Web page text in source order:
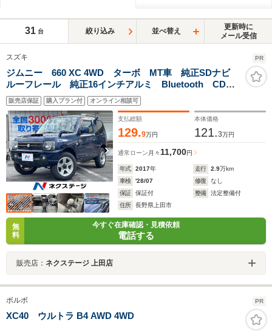
31 台 絞り込み 並べ替え
更新時に
メール受信
スズキ PR
ジムニー 660 XC 4WD ターボ MT車 純正SDナビ
ルーフレール 純正16インチアルミ Bluetooth CD
DVD再生 フルセグ 電動格納ミラー フォグライト
ヘッドライトレベライザー
販売店保証 購入プラン付 オンライン相談可
支払総額
129.9万円
本体価格
121.3万円
通常ローン 月々11,700円
年式 2017年 走行 2.9万km
車検
'28/07 修復
なし
保証
保証付 整備
法定整備付
住所
長野県上田市
無
料
今すぐ在庫確認・見積依頼
電話する
販売店： ネクステージ 上田店
ボルボ PR
XC40 ウルトラ B4 AWD 4WD